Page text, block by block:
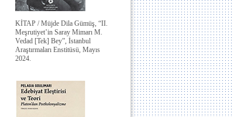
KİTAP / Müjde Dila Gümüş, “II.
Meşrutiyet’in Saray Mimarı M.
Vedad [Tek] Bey”, İstanbul
Araştırmaları Enstitüsü, Mayıs
2024.